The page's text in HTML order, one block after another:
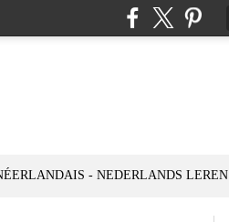
- NEDERLANDS LEREN